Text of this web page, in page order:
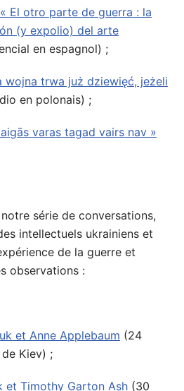
El otro parte de guerra : la
(y expolio) del arte
en espagnol) ;
wojna trwa już dziewięć, jeżeli
en polonais) ;
varas tagad vairs nav »
série de conversations,
intellectuels ukrainiens et
de la guerre et
observations :
et Anne Applebaum (24
de Kiev) ;
et Timothy Garton Ash (30